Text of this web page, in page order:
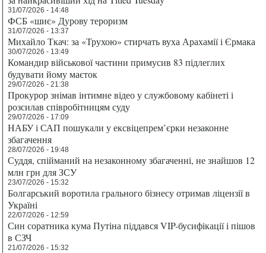
31/07/2026 - 14:48
ФСБ «шиє» Дурову тероризм
31/07/2026 - 13:37
Михайло Ткач: за «Трухою» стирчать вуха Арахамії і Єрмака
30/07/2026 - 13:49
Командир військової частини примусив 83 підлеглих
будувати йому маєток
29/07/2026 - 21:38
Прокурор знімав інтимне відео у службовому кабінеті і
розсилав співробітницям суду
29/07/2026 - 17:09
НАБУ і САП пошукали у ексвіцепрем’єрки незаконне
збагачення
28/07/2026 - 19:48
Суддя, спійманий на незаконному збагаченні, не знайшов 12
млн грн для ЗСУ
23/07/2026 - 15:32
Болгарський воротила грального бізнесу отримав ліцензії в
Україні
22/07/2026 - 12:59
Син соратника кума Путіна піддався VIP-бусифікації і пішов
в СЗЧ
21/07/2026 - 15:32